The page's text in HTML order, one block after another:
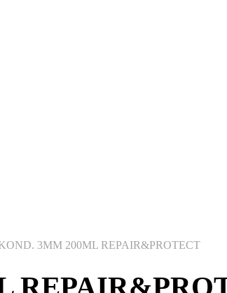
3MM 200ML REPAIR&PROTECT